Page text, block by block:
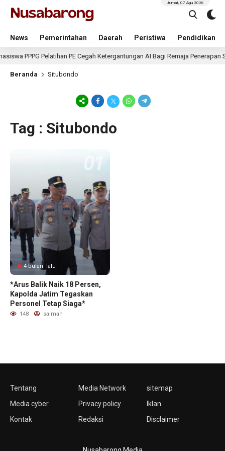
News Pemerintahan Daerah Peristiwa Pendidikan
Jumat, 07 Agu 2026
PPPG Pelatihan PE Cegah Ketergantungan AI Bagi Remaja Penerapan
Beranda Situbondo
Tag : Situbondo
4 bulan lalu
*Arus Balik Naik 18 Persen,
Kapolda Jatim Tegaskan
Personel Tetap Siaga*
148 salman
Tentang
Media cyber
Kontak
Media Network
Privacy policy
Redaksi
sitemap
Iklan
Disclaimer